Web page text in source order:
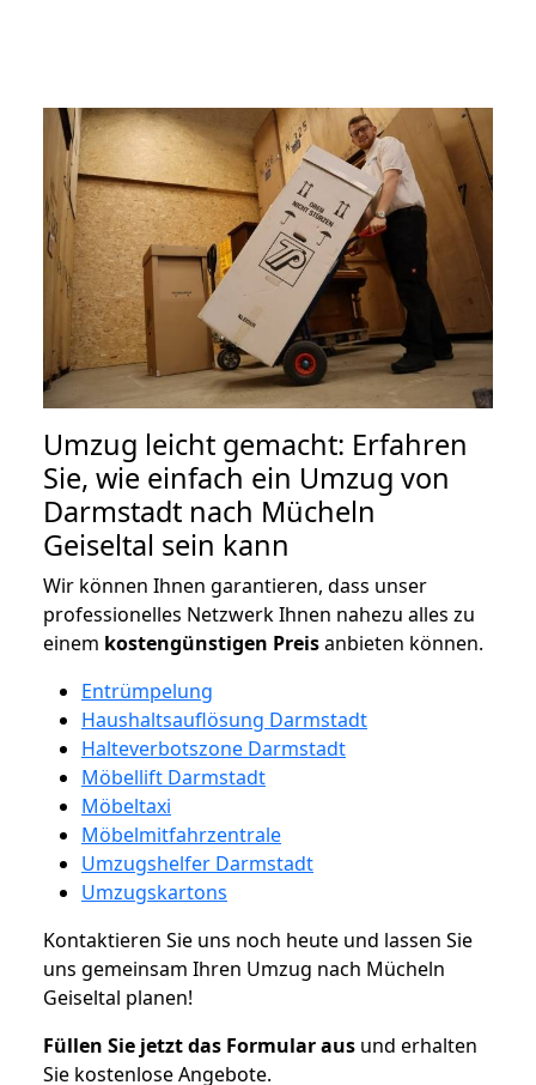
Umzug leicht gemacht: Erfahren
Sie, wie einfach ein Umzug von
Darmstadt nach Mücheln
Geiseltal sein kann
Wir können Ihnen garantieren, dass unser
professionelles Netzwerk Ihnen nahezu alles zu
einem kostengünstigen Preisanbieten können.
Entrümpelung
Haushaltsauflösung Darmstadt
Halteverbotszone Darmstadt
Möbellift Darmstadt
Möbeltaxi
Möbelmitfahrzentrale
Umzugshelfer Darmstadt
Umzugskartons
Kontaktieren Sie uns noch heute und lassen Sie
uns gemeinsam Ihren Umzug nach Mücheln
Geiseltal planen!
Füllen Sie jetzt das Formular aus und erhalten
Sie kostenlose Angebote.